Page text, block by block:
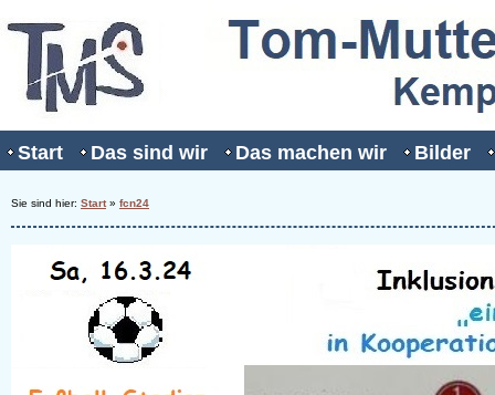
Start Das sind wir Das machen wir Bilder
Sie sind hier: Start» fcn24